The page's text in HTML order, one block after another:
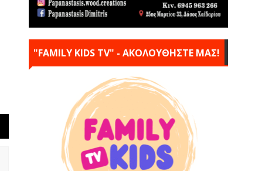
"FAMILY KIDS TV" - ΑΚΟΛΟΥΘΗΣΤΕ ΜΑΣ!